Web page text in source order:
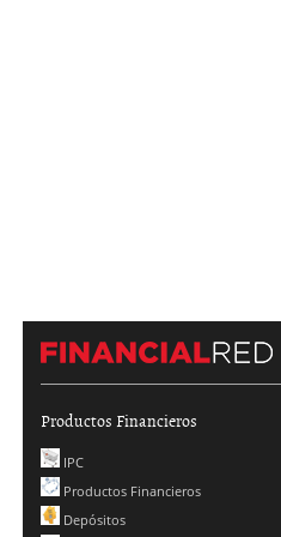
Productos Financieros
IPC
Productos Financieros
Depósitos